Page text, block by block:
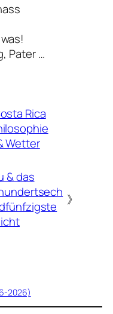
Pater …
Rica
Wetter
& das
》
2026)